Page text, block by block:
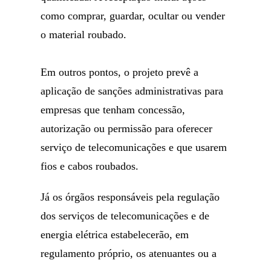
como comprar, guardar, ocultar ou vender
o material roubado.
Em outros pontos, o projeto prevê a
aplicação de sanções administrativas para
empresas que tenham concessão,
autorização ou permissão para oferecer
serviço de telecomunicações e que usarem
fios e cabos roubados.
Já os órgãos responsáveis pela regulação
dos serviços de telecomunicações e de
energia elétrica estabelecerão, em
regulamento próprio, os atenuantes ou a